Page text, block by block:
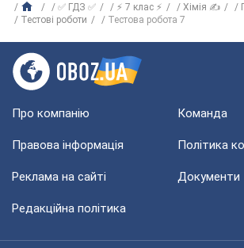
✅ ГДЗ ✅ ⚡ 7 клас ⚡ Хімія ✍
Тестові роботи
Тестова робота 7
Про компанію Команда
Правова інформація Політика
Реклама на сайті Документи
Редакційна політика